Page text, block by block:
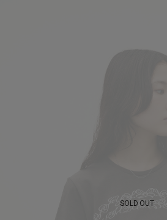
SOLD OUT